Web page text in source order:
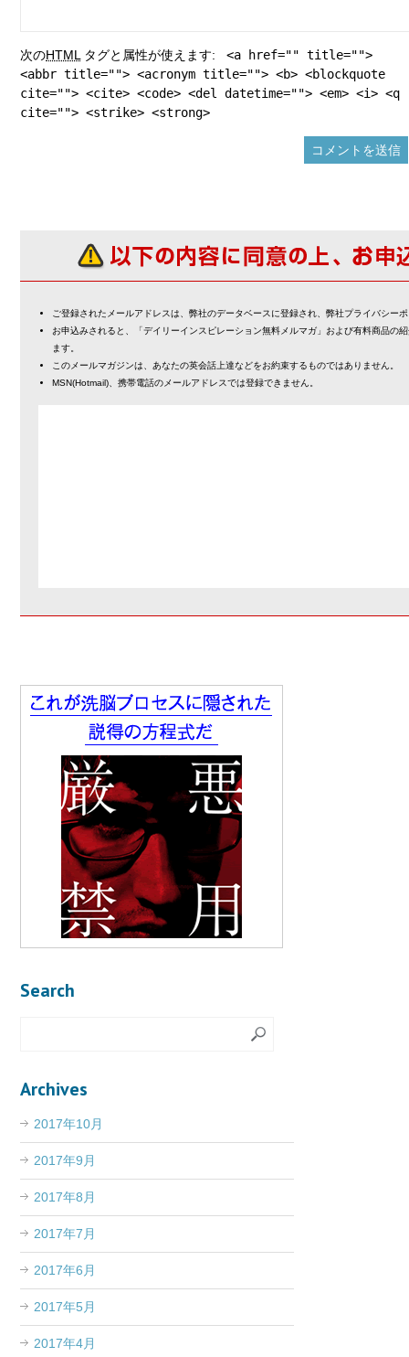
次のHTML タグと属性が使えます:
<a href="" title="">
<abbr title=""> <acronym title=""> <b> <blockquote
cite=""> <cite> <code> <del datetime=""> <em> <i> <q
cite=""> <strike> <strong>
ご登録されたメールアドレスは、弊社のデータベースに登録され、弊社プライバシー
お申込みされると、「デイリーインスピレーション無料メルマガ」および有料商品の
ます。
このメールマガジンは、あなたの英会話上達などをお約束するものではありません。
MSN(Hotmail)、携帯電話のメールアドレスでは登録できません。
Search
Archives
2017年10月
2017年9月
2017年8月
2017年7月
2017年6月
2017年5月
2017年4月